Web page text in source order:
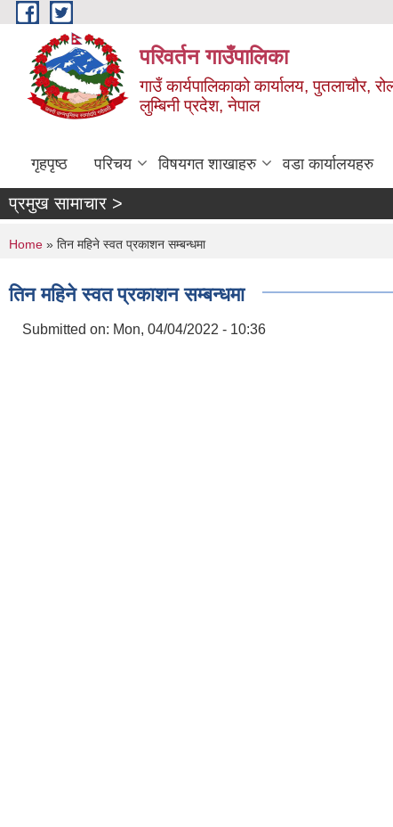
Skip to main content
परिवर्तन गाउँपालिका
गाउँ कार्यपालिकाको कार्यालय, पुतलाचौर,
लुम्बिनी प्रदेश, नेपाल
गृहपृष्ठ परिचय विषयगत शाखाहरु वडा कार्यालयहरु
प्रमुख सामाचार >
You are here
Home » तिन महिने स्वत प्रकाशन सम्बन्धमा
तिन महिने स्वत प्रकाशन सम्बन्धमा
Submitted on: Mon, 04/04/2022 - 10:36